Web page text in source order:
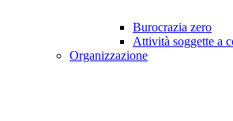
Burocrazia zero
Attività soggette a
Organizzazione